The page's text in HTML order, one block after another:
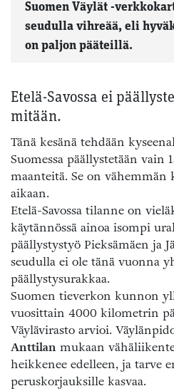
Suomen Väylät -
seudulla vihreää, eli
on paljon pääteillä.
Etelä-Savossa ei
mitään.
Tänä kesänä tehdään
Suomessa päällystetään vain
maanteitä. Se on
aikaan.
Etelä-Savossa tilanne on
käytännössä ainoa isompi
päällystystyö Pieksämäen ja
seudulla ei ole tänä vuonna
päällystysurakkaa.
Suomen tieverkon kunnon
vuosittain 4000 kilometrin
Väylävirasto arvioi.
Anttilan mukaan
heikkenee edelleen, ja tarve
peruskorjauksille kasvaa.